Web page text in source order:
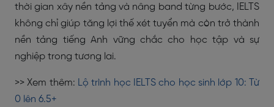
thời gian xây nền tảng và nâng band từng bước, IELTS
không chỉ giúp tăng lợi thế xét tuyển mà còn trở thành
nền tảng tiếng Anh vững chắc cho học tập và sự
nghiệp trong tương lai.
>> Xem thêm: Lộ trình học IELTS cho học sinh lớp 10: Từ
0 lên 6.5+